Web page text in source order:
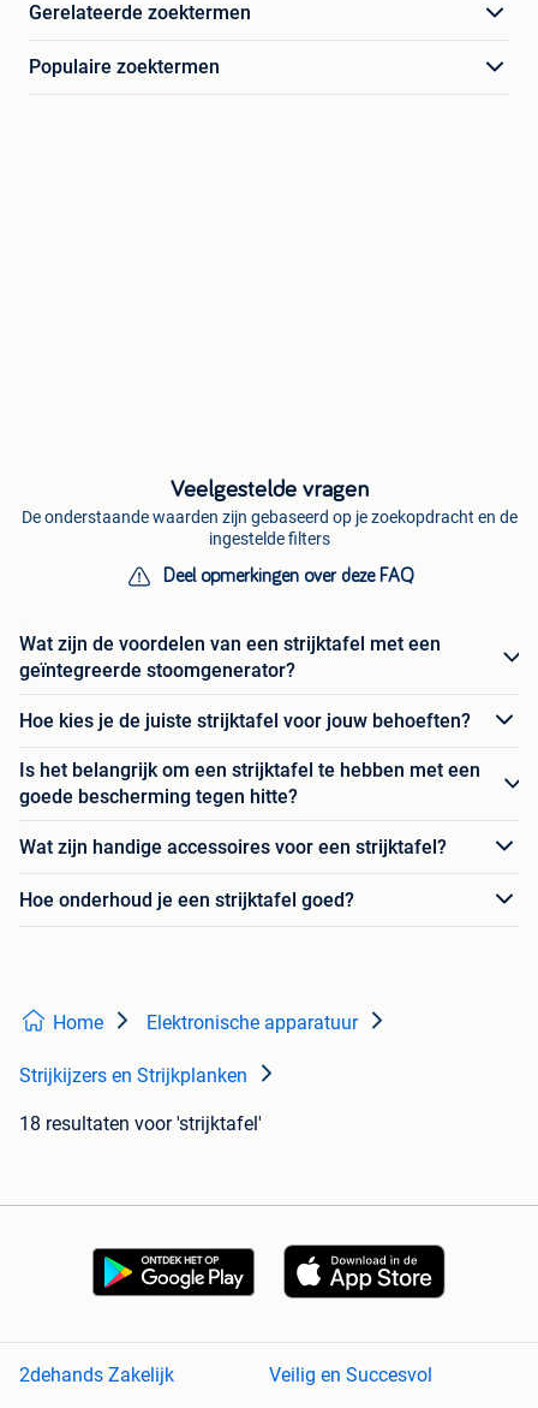
Gerelateerde zoektermen
Populaire zoektermen
Veelgestelde vragen
De onderstaande waarden zijn gebaseerd op je zoekopdracht en de
ingestelde filters
Deel opmerkingen over deze FAQ
Wat zijn de voordelen van een strijktafel met een
geïntegreerde stoomgenerator?
Hoe kies je de juiste strijktafel voor jouw behoeften?
Is het belangrijk om een strijktafel te hebben met een
goede bescherming tegen hitte?
Wat zijn handige accessoires voor een strijktafel?
Hoe onderhoud je een strijktafel goed?
Home Elektronische apparatuur
Strijkijzers en Strijkplanken
18 resultaten voor 'strijktafel'
2dehands Zakelijk Veilig en Succesvol